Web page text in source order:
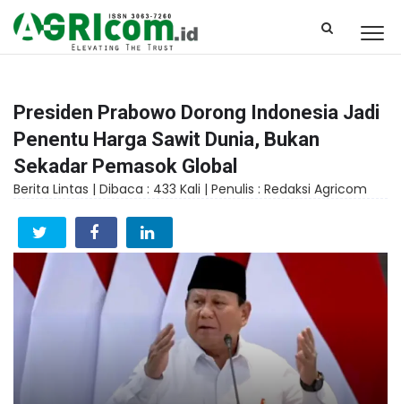
Presiden Prabowo Dorong Indonesia Jadi
Penentu Harga Sawit Dunia, Bukan
Sekadar Pemasok Global
Berita Lintas | Dibaca : 433 Kali | Penulis : Redaksi Agricom